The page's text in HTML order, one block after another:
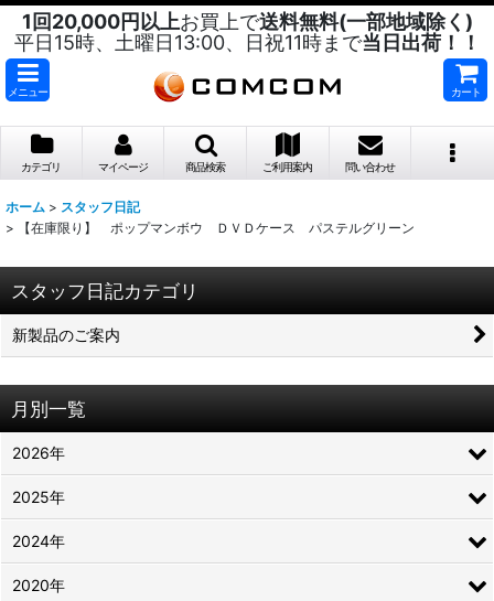
1回20,000円以上お買上で送料無料(一部地域除く)
平日15時、土曜日13:00、日祝11時まで当日出荷！！
メニュー カート
カテゴリ マイページ 商品検索 ご利用案内 問い合わせ
ホーム > スタッフ日記
>
【在庫限り】 ポップマンボウ ＤＶＤケース パステルグリーン
スタッフ日記カテゴリ
新製品のご案内
月別一覧
2026年
2025年
2024年
2020年